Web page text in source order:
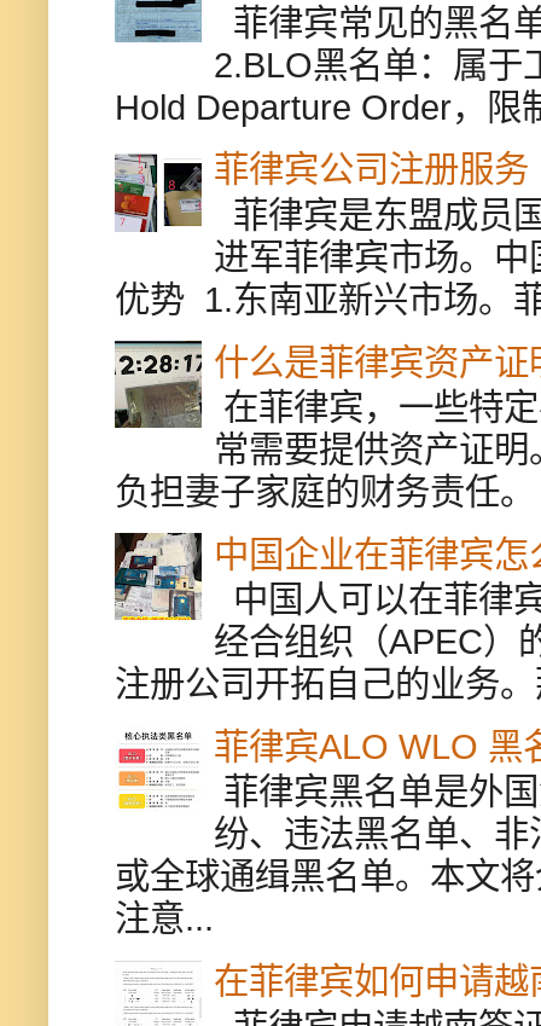
菲律宾常见的黑名
2.BLO黑名单：属于
Hold Departure Order，限
菲律宾公司注册服务
菲律宾是东盟成员
进军菲律宾市场。
优势 1.东南亚新兴市场。
什么是菲律宾资产证
在菲律宾，一些特
常需要提供资产证
负担妻子家庭的财务责任
中国企业在菲律宾怎
中国人可以在菲律
经合组织（APEC）
注册公司开拓自己的业务
菲律宾ALO WLO 黑
菲律宾黑名单是外
纷、违法黑名单、
或全球通缉黑名单。本文
注意...
在菲律宾如何申请越